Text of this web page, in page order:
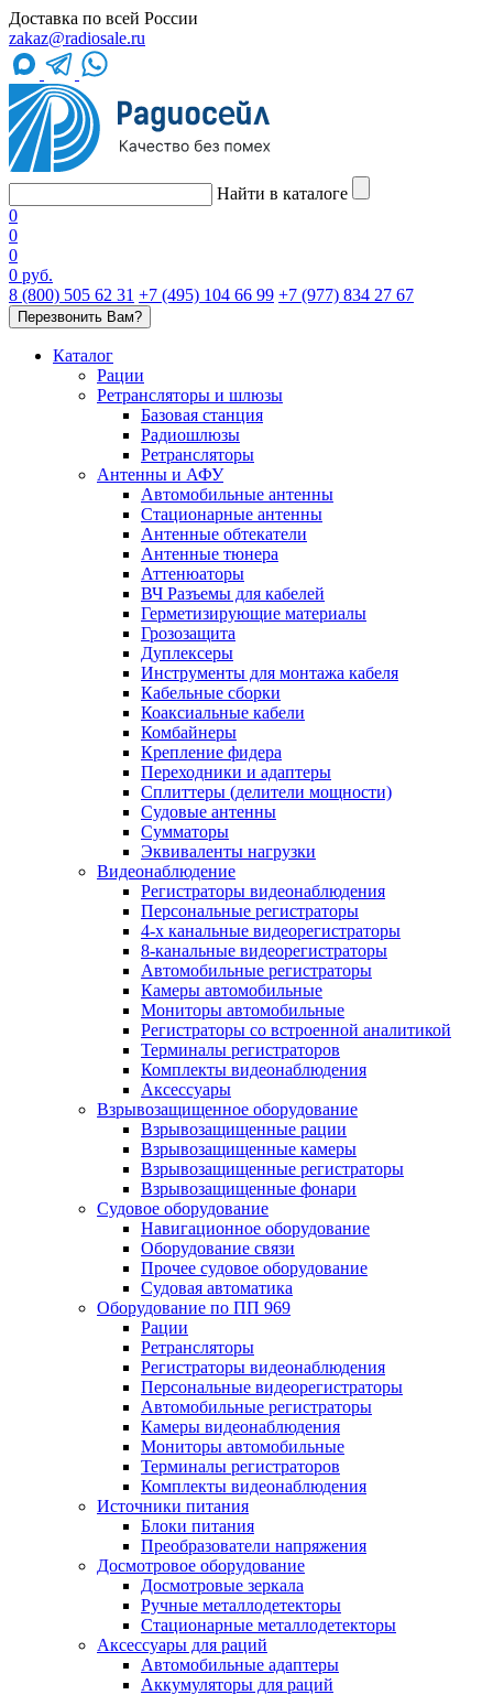
Доставка по всей России
zakaz@radiosale.ru
Найти в каталоге
0
0
0
0 руб.
8 (800) 505 62 31 +7 (495) 104 66 99 +7 (977) 834 27 67
Перезвонить Вам?
Каталог
Рации
Ретрансляторы и шлюзы
Базовая станция
Радиошлюзы
Ретрансляторы
Антенны и АФУ
Автомобильные антенны
Стационарные антенны
Антенные обтекатели
Антенные тюнера
Аттенюаторы
ВЧ Разъемы для кабелей
Герметизирующие материалы
Грозозащита
Дуплексеры
Инструменты для монтажа кабеля
Кабельные сборки
Коаксиальные кабели
Комбайнеры
Крепление фидера
Переходники и адаптеры
Сплиттеры (делители мощности)
Судовые антенны
Сумматоры
Эквиваленты нагрузки
Видеонаблюдение
Регистраторы видеонаблюдения
Персональные регистраторы
4-х канальные видеорегистраторы
8-канальные видеорегистраторы
Автомобильные регистраторы
Камеры автомобильные
Мониторы автомобильные
Регистраторы со встроенной аналитикой
Терминалы регистраторов
Комплекты видеонаблюдения
Аксессуары
Взрывозащищенное оборудование
Взрывозащищенные рации
Взрывозащищенные камеры
Взрывозащищенные регистраторы
Взрывозащищенные фонари
Судовое оборудование
Навигационное оборудование
Оборудование связи
Прочее судовое оборудование
Судовая автоматика
Оборудование по ПП 969
Рации
Ретрансляторы
Регистраторы видеонаблюдения
Персональные видеорегистраторы
Автомобильные регистраторы
Камеры видеонаблюдения
Мониторы автомобильные
Терминалы регистраторов
Комплекты видеонаблюдения
Источники питания
Блоки питания
Преобразователи напряжения
Досмотровое оборудование
Досмотровые зеркала
Ручные металлодетекторы
Стационарные металлодетекторы
Аксессуары для раций
Автомобильные адаптеры
Аккумуляторы для раций